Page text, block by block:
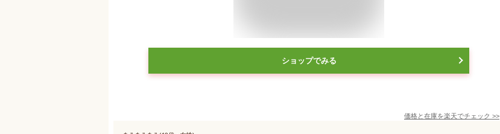
ショップでみる
価格と在庫を楽天でチェック >>